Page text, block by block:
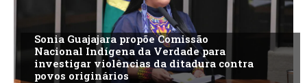
Sonia Guajajara propõe Comissão
Nacional Indígena da Verdade para
investigar violências da ditadura contra
povos originários